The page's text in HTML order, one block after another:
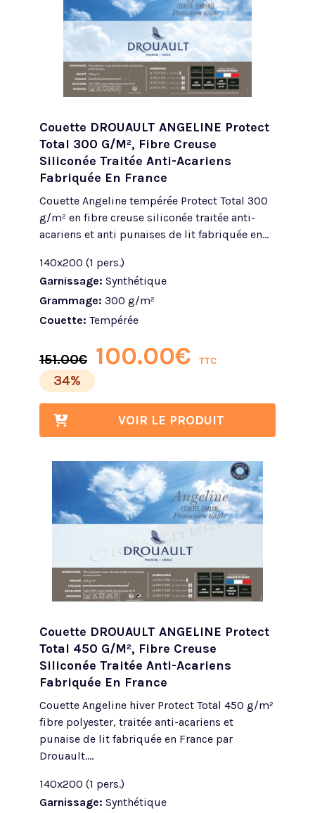
Couette DROUAULT ANGELINE Protect
Total 300 G/m², Fibre Creuse
Siliconée Traitée Anti-Acariens
Fabriquée En France
Couette Angeline tempérée Protect Total 300
g/m² en fibre creuse siliconée traitée anti-
acariens et anti punaises de lit fabriquée en...
140x200 (1 pers.)
Garnissage: Synthétique
Grammage: 300 g/m²
Couette: Tempérée
151.00€ 100.00€ TTC
34%
VOIR LE PRODUIT
Couette DROUAULT ANGELINE Protect
Total 450 G/m², Fibre Creuse
Siliconée Traitée Anti-Acariens
Fabriquée En France
Couette Angeline hiver Protect Total 450 g/m²
fibre polyester, traitée anti-acariens et
punaise de lit fabriquée en France par
Drouault....
140x200 (1 pers.)
Garnissage: Synthétique